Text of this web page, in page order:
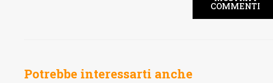
COMMENTI
Potrebbe interessarti anche